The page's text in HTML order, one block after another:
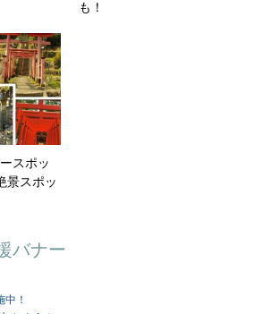
も！
スポッ
景スポッ
バナー
！